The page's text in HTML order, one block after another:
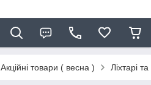
Акційні товари ( весна ) Ліхтарі